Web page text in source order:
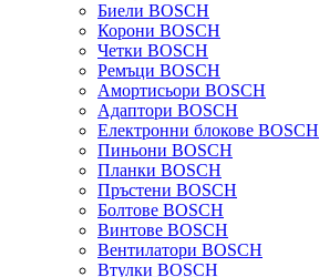
Биели BOSCH
Корони BOSCH
Четки BOSCH
Ремъци BOSCH
Амортисьори BOSCH
Адаптори BOSCH
Електронни блокове BOSCH
Пиньони BOSCH
Планки BOSCH
Пръстени BOSCH
Болтове BOSCH
Винтове BOSCH
Вентилатори BOSCH
Втулки BOSCH